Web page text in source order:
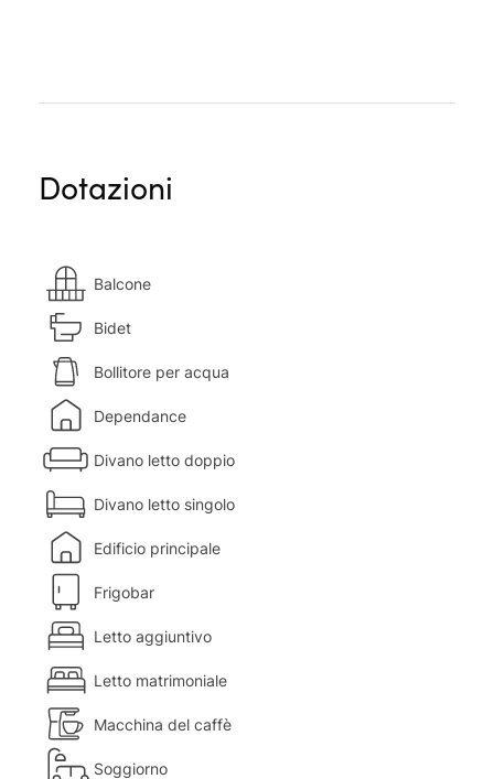
Dotazioni
Balcone
Bidet
Bollitore per acqua
Dependance
Divano letto doppio
Divano letto singolo
Edificio principale
Frigobar
Letto aggiuntivo
Letto matrimoniale
Macchina del caffè
Soggiorno